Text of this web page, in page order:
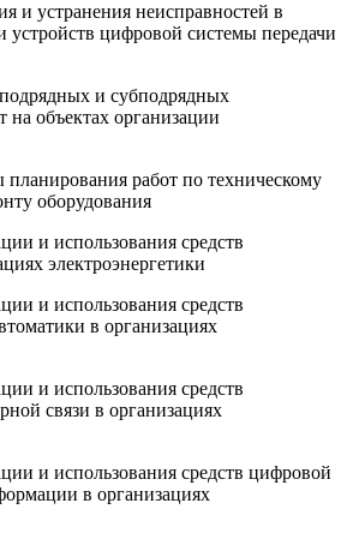
и устранения неисправностей в
устройств цифровой системы передачи
и субподрядных
на объектах организации
работ по техническому
оборудования
и использования средств
электроэнергетики
и использования средств
в организациях
и использования средств
связи в организациях
и использования средств цифровой
в организациях